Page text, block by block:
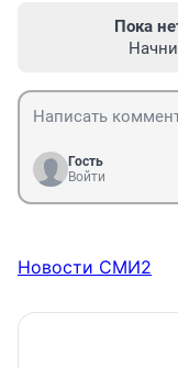
Пока
Гость
Войти
Новости СМИ2